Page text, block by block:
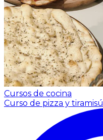
Cursos de cocina
Curso de pizza y tiramisú